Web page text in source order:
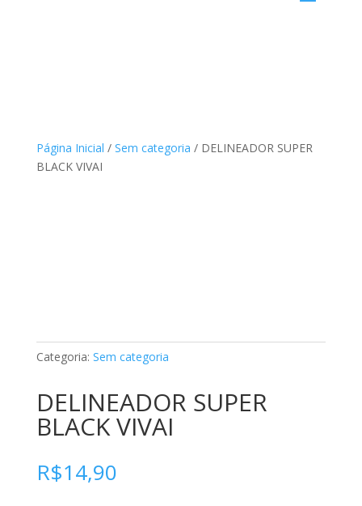
Página Inicial / Sem categoria / DELINEADOR SUPER
BLACK VIVAI
Categoria: Sem categoria
DELINEADOR SUPER
BLACK VIVAI
R$14,90